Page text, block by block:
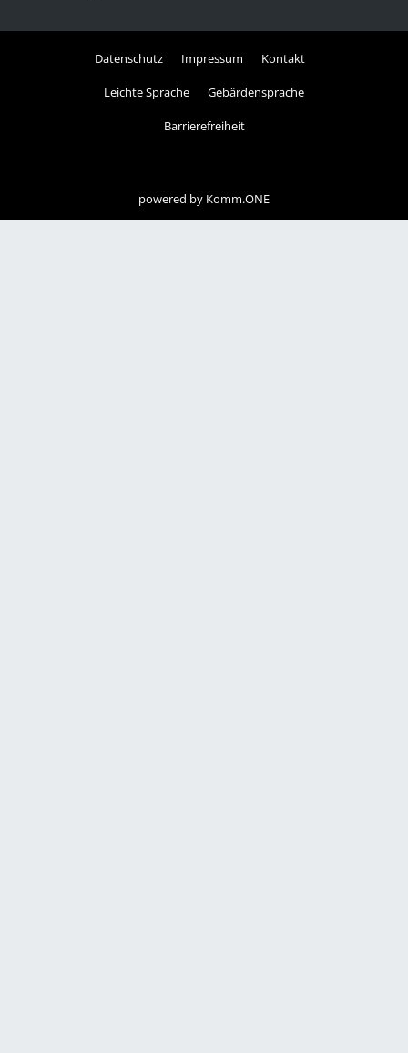
Datenschutz Impressum Kontakt
Leichte Sprache Gebärdensprache
Barrierefreiheit
powered by Komm.ONE